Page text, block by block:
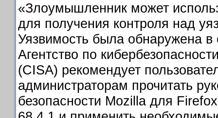
«Злоумышленник может
для получения контроля над
Уязвимость была обнаружена в
Агентство по
(CISA) рекомендует
администраторам прочитать
безопасности Mozilla для